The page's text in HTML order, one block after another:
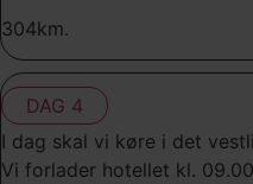
304km.
DAG 4
I dag skal vi køre i det
Vi forlader hotellet kl.